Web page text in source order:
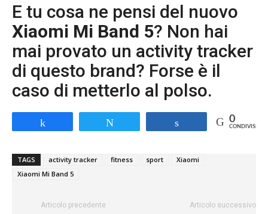
E tu cosa ne pensi del nuovo
Xiaomi Mi Band 5? Non hai
mai provato un activity tracker
di questo brand? Forse è il
caso di metterlo al polso.
0
CONDIVISIONI
TAGS activity tracker fitness sport
Xiaomi
Xiaomi Mi Band 5
Articolo precedente Articolo successivo